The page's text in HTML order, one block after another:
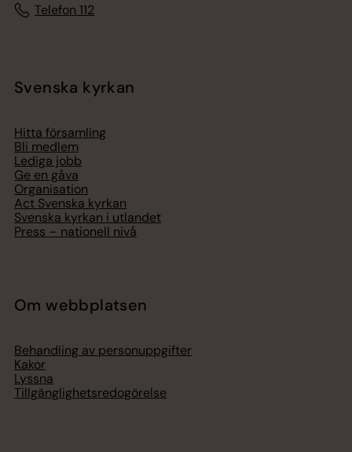
Telefon 112
Svenska kyrkan
Hitta församling
Bli medlem
Lediga jobb
Ge en gåva
Organisation
Act Svenska kyrkan
Svenska kyrkan i utlandet
Press – nationell nivå
Om webbplatsen
Behandling av personuppgifter
Kakor
Lyssna
Tillgänglighetsredogörelse